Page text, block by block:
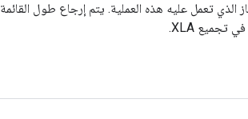
الذي تعمل عليه هذه العملية. يتم إرجاع طول القائمة